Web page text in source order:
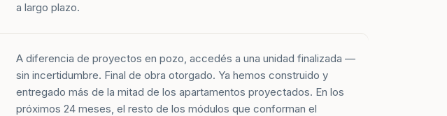
a largo plazo.
A diferencia de proyectos en pozo, accedés a una unidad finalizada —
sin incertidumbre. Final de obra otorgado. Ya hemos construido y
entregado más de la mitad de los apartamentos proyectados. En los
próximos 24 meses, el resto de los módulos que conforman el